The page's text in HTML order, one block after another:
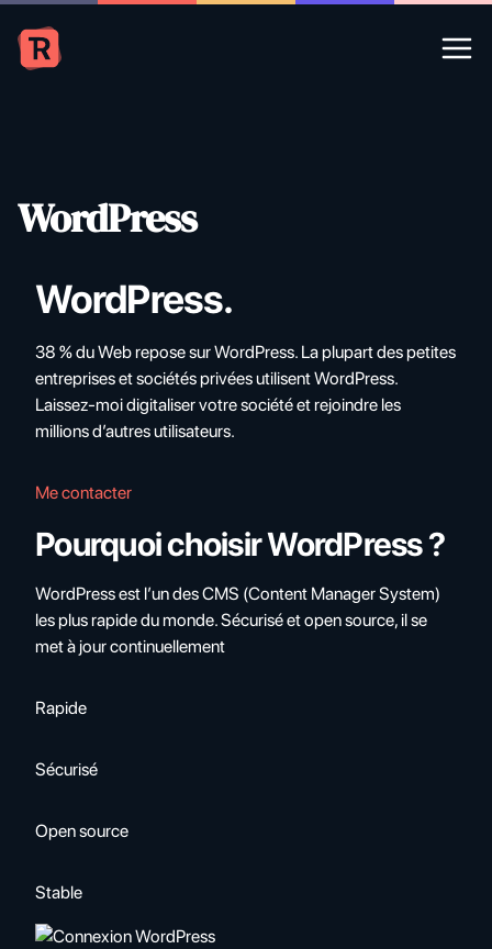
WordPress
WordPress.
38 % du Web repose sur WordPress. La plupart des petites
entreprises et sociétés privées utilisent WordPress.
Laissez-moi digitaliser votre société et rejoindre les
millions d’autres utilisateurs.
Me contacter
Pourquoi choisir WordPress ?
WordPress est l’un des CMS (Content Manager System)
les plus rapide du monde. Sécurisé et open source, il se
met à jour continuellement
Rapide
Sécurisé
Open source
Stable